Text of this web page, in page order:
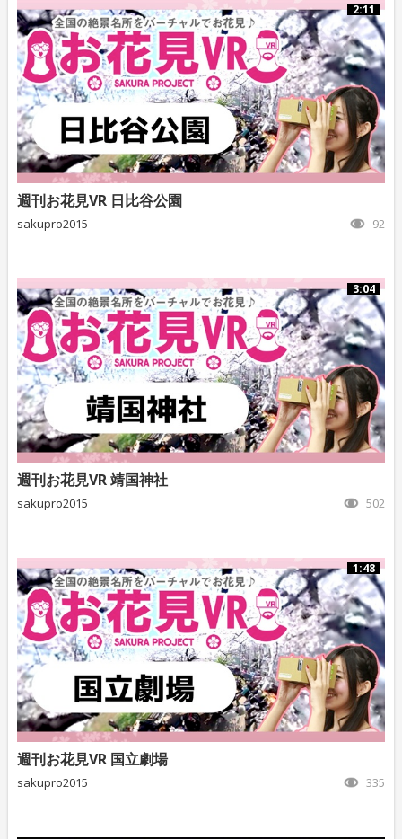
2:11
週刊お花見VR 日比谷公園
sakupro2015 92
3:04
週刊お花見VR 靖国神社
sakupro2015 502
1:48
週刊お花見VR 国立劇場
sakupro2015 335